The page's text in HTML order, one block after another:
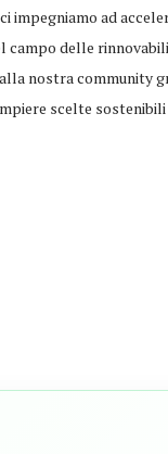
impegniamo ad
delle
nostra community
scelte